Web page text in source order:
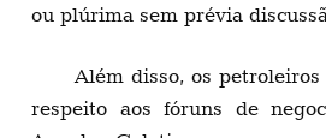
ou plúrima sem prévia
Além disso, os
respeito aos fóruns de